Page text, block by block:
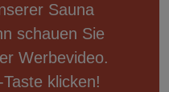
Sauna
schauen Sie
Werbevideo.
klicken!